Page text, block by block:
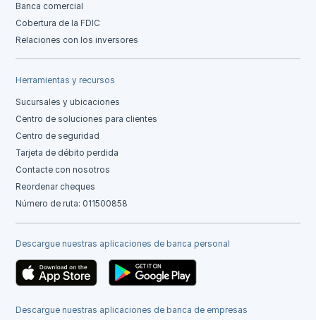
Banca comercial
Cobertura de la FDIC
Relaciones con los inversores
Herramientas y recursos
Sucursales y ubicaciones
Centro de soluciones para clientes
Centro de seguridad
Tarjeta de débito perdida
Contacte con nosotros
Reordenar cheques
Número de ruta: 011500858
Descargue nuestras aplicaciones de banca personal
Descargue nuestras aplicaciones de banca de empresas